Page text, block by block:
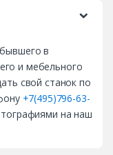
в
и мебельного
свой станок по
+7(495)796-63-
на наш